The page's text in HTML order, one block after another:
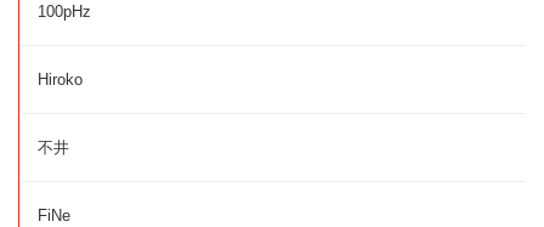
100pHz
Hiroko
不井
FiNe